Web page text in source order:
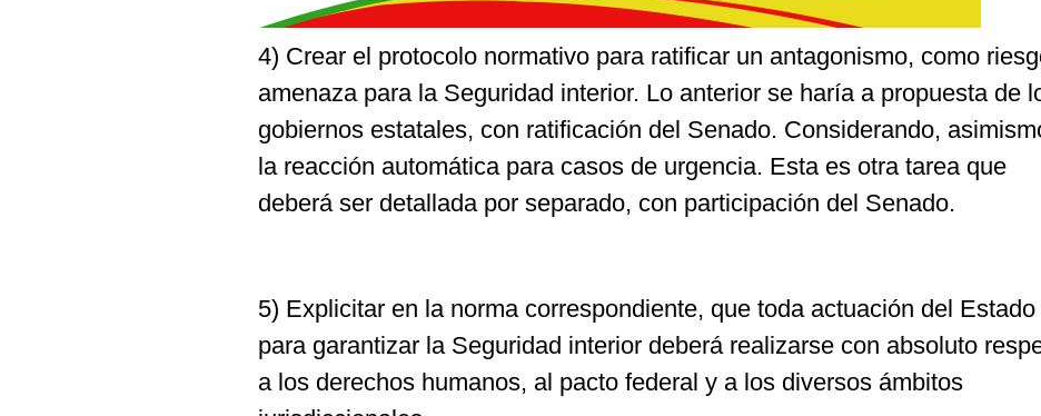
4) Crear el protocolo normativo para ratificar un antagonismo, como
amenaza para la Seguridad interior. Lo anterior se haría a propuesta de
gobiernos estatales, con ratificación del Senado. Considerando,
la reacción automática para casos de urgencia. Esta es otra tarea que
deberá ser detallada por separado, con participación del Senado.
5) Explicitar en la norma correspondiente, que toda actuación del Estado
para garantizar la Seguridad interior deberá realizarse con absoluto
a los derechos humanos, al pacto federal y a los diversos ámbitos